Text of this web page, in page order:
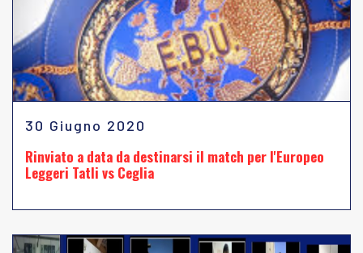
30 Giugno 2020
Rinviato a data da destinarsi il match per l'Europeo
Leggeri Tatli vs Ceglia